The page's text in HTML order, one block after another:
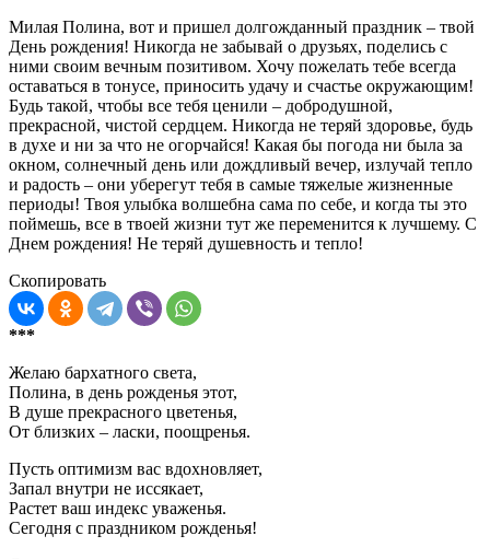
Милая Полина, вот и пришел долгожданный праздник – твой
День рождения! Никогда не забывай о друзьях, поделись с
ними своим вечным позитивом. Хочу пожелать тебе всегда
оставаться в тонусе, приносить удачу и счастье окружающим!
Будь такой, чтобы все тебя ценили – добродушной,
прекрасной, чистой сердцем. Никогда не теряй здоровье, будь
в духе и ни за что не огорчайся! Какая бы погода ни была за
окном, солнечный день или дождливый вечер, излучай тепло
и радость – они уберегут тебя в самые тяжелые жизненные
периоды! Твоя улыбка волшебна сама по себе, и когда ты это
поймешь, все в твоей жизни тут же переменится к лучшему. С
Днем рождения! Не теряй душевность и тепло!
Скопировать
***
Желаю бархатного света,
Полина, в день рожденья этот,
В душе прекрасного цветенья,
От близких – ласки, поощренья.
Пусть оптимизм вас вдохновляет,
Запал внутри не иссякает,
Растет ваш индекс уваженья.
Сегодня с праздником рожденья!